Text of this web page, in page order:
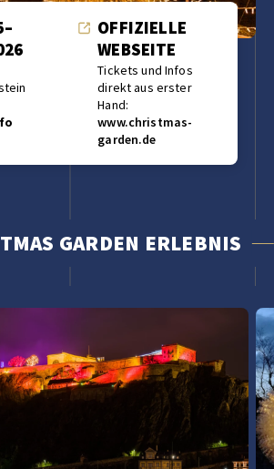
OFFIZIELLE
WEBSEITE
Tickets und Infos
direkt aus erster
Hand:
www.christmas-
garden.de
GARDEN ERLEBNIS